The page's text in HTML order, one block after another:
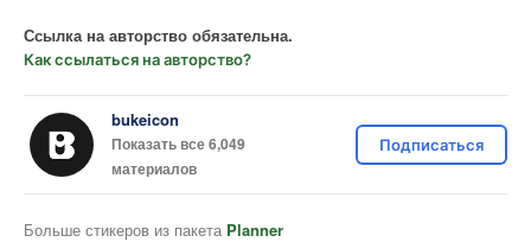
Ссылка на авторство обязательна.
Как ссылаться на авторство?
bukeicon
Показать все 6,049
материалов
Подписаться
Больше стикеров из пакета Planner